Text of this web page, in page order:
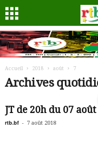
Accueil 2018 août 7
Archives
JT de 20h du 07
rtb.bf - 7 août 2018